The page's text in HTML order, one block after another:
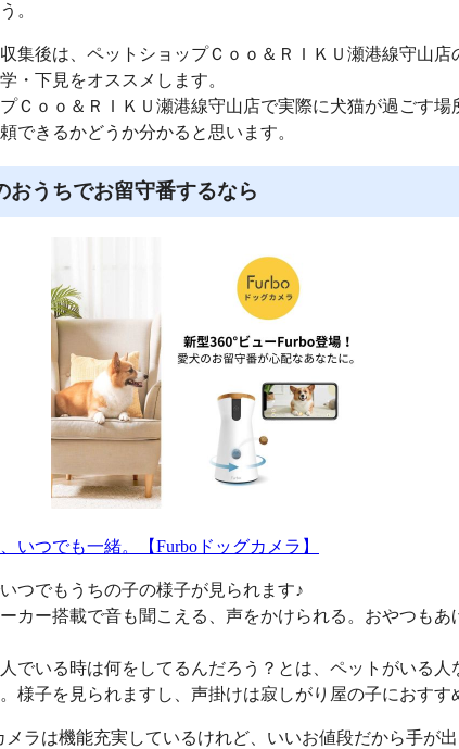
。
集後は、ペットショップＣｏｏ＆ＲＩＫＵ瀬港線守山店
・下見をオススメします。
Ｃｏｏ＆ＲＩＫＵ瀬港線守山店で実際に犬猫が過ごす場
できるかどうか分かると思います。
おうちでお留守番するなら
いつでも一緒。【Furboドッグカメラ】
つでもうちの子の様子が見られます♪
カー搭載で音も聞こえる、声をかけられる。おやつもあ
でいる時は何をしてるんだろう？とは、ペットがいる人
様子を見られますし、声掛けは寂しがり屋の子におすす
メラは機能充実しているけれど、いいお値段だから手が